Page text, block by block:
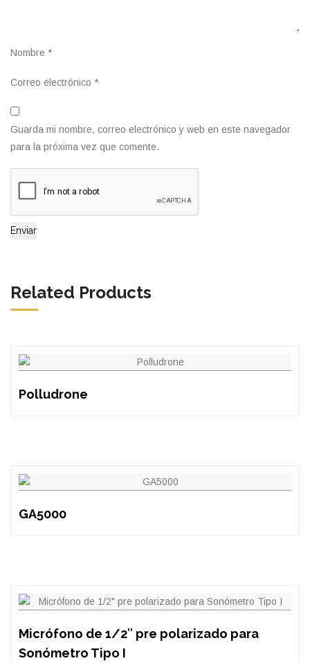
Nombre *
Correo electrónico *
Guarda mi nombre, correo electrónico y web en este navegador
para la próxima vez que comente.
Related Products
Polludrone
GA5000
Micrófono de 1/2″ pre polarizado para
Sonómetro Tipo I